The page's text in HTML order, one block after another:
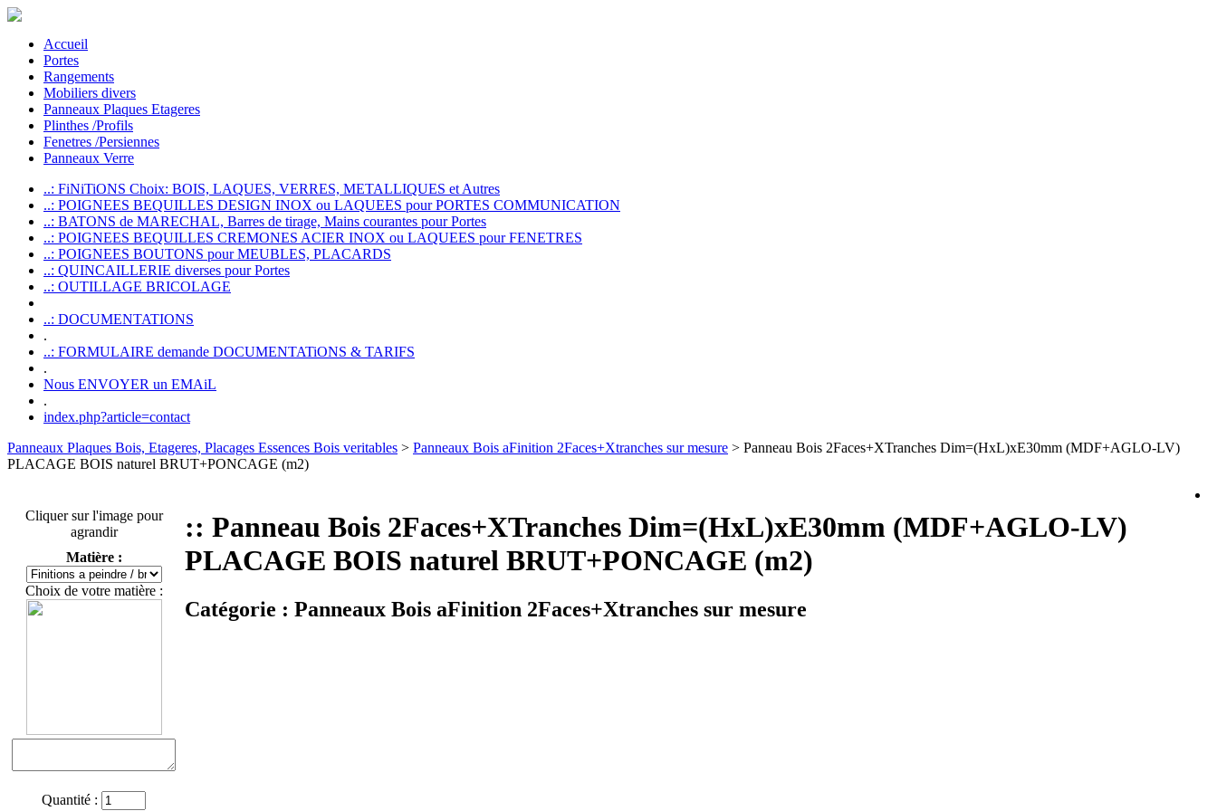
Accueil
Portes
Rangements
Mobiliers divers
Panneaux Plaques Etageres
Plinthes /Profils
Fenetres /Persiennes
Panneaux Verre
..: FiNiTiONS Choix: BOIS, LAQUES, VERRES, METALLIQUES et Autres
..: POIGNEES BEQUILLES DESIGN INOX ou LAQUEES pour PORTES COMMUNICATION
..: BATONS de MARECHAL, Barres de tirage, Mains courantes pour Portes
..: POIGNEES BEQUILLES CREMONES ACIER INOX ou LAQUEES pour FENETRES
..: POIGNEES BOUTONS pour MEUBLES, PLACARDS
..: QUINCAILLERIE diverses pour Portes
..: OUTILLAGE BRICOLAGE
..: DOCUMENTATIONS
.
..: FORMULAIRE demande DOCUMENTATiONS & TARIFS
.
Nous ENVOYER un EMAiL
.
index.php?article=contact
Panneaux Plaques Bois, Etageres, Placages Essences Bois veritables > Panneaux Bois aFinition 2Faces+Xtranches sur mesure > Panneau Bois 2Faces+XTranches Dim=(HxL)xE30mm (MDF+AGLO-LV)
PLACAGE BOIS naturel BRUT+PONCAGE (m2)
Cliquer sur l'image pour
agrandir
Matière :
Choix de votre matière :
Quantité :
:: Panneau Bois 2Faces+XTranches Dim=(HxL)xE30mm (MDF+AGLO-LV)
PLACAGE BOIS naturel BRUT+PONCAGE (m2)
Catégorie : Panneaux Bois aFinition 2Faces+Xtranches sur mesure